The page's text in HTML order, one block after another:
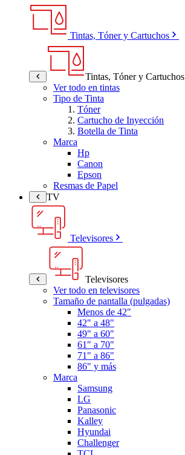
Tintas, Tóner y Cartuchos
Tintas, Tóner y Cartuchos
Ver todo en tintas
Tipo de Tinta
Tóner
Cartucho de Inyección
Botella de Tinta
Marca
Hp
Canon
Epson
Resmas de Papel
TV
Televisores
Televisores
Ver todo en televisores
Tamaño de pantalla (pulgadas)
Menos de 42"
42" a 48"
49" a 60"
61" a 70"
71" a 86"
86" y más
Marca
Samsung
LG
Panasonic
Kalley
Hyundai
Challenger